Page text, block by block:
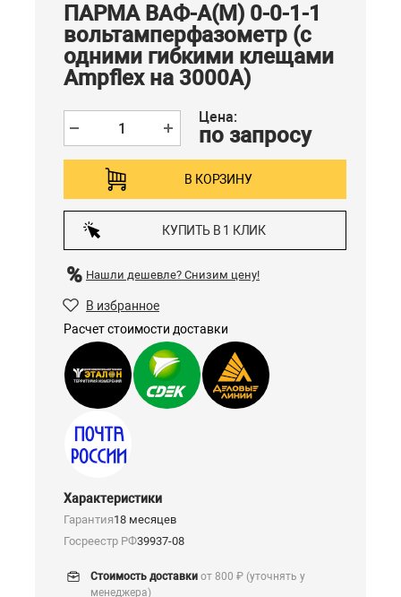
ПАРМА ВАФ-А(М) 0-0-1-1
вольтамперфазометр (с
одними гибкими клещами
Ampflex на 3000А)
Цена:
по запросу
В КОРЗИНУ
КУПИТЬ В 1 КЛИК
Нашли дешевле? Снизим цену!
В избранное
Расчет стоимости доставки
Характеристики
Гарантия18 месяцев
Госреестр РФ39937-08
Стоимость доставки от 800 ₽ (уточнять у
менеджера)